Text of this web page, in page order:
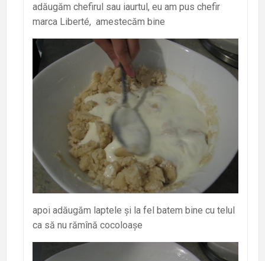
adăugăm chefirul sau iaurtul, eu am pus chefir
marca Liberté, amestecăm bine
apoi adăugăm laptele și la fel batem bine cu telul
ca să nu rămînă cocoloașe